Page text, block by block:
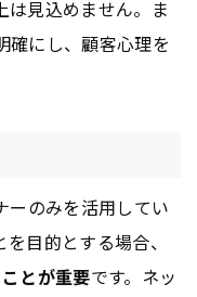
は見込めません。ま
確にし、顧客心理を
ーのみを活用してい
目的とする場合、
とが重要です。ネッ